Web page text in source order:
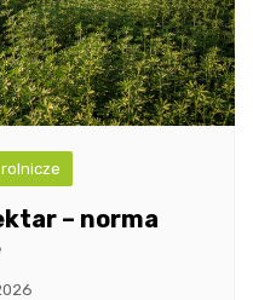
– norma